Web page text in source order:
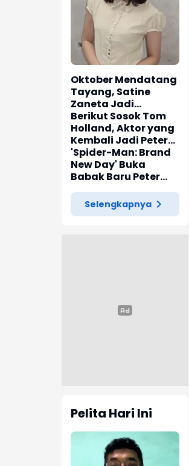
Oktober Mendatang
Tayang, Satine
Zaneta Jadi
Pemeran Utama Film
Siti Si Vampir
Berikut Sosok Tom
Holland, Aktor yang
Kembali Jadi Peter
Parker di 'Spider-
Man: Brand New Day'
'Spider-Man: Brand
New Day' Buka
Babak Baru Peter
Parker di Marvel
Cinematic Universe
Selengkapnya
Pelita Hari Ini